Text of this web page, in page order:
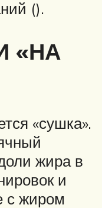
().
«НА
«сушка».
жира в
и
с жиром